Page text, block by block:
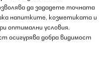
да зададете точната
напитките, козметиката и
оптимални условия.
осигурява добра видимост